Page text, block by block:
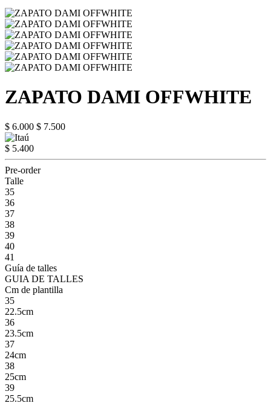
ZAPATO DAMI OFFWHITE
$ 6.000 $ 7.500
$ 5.400
Pre-order
Talle
35
36
37
38
39
40
41
Guía de talles
GUIA DE TALLES
Cm de plantilla
35
22.5cm
36
23.5cm
37
24cm
38
25cm
39
25.5cm